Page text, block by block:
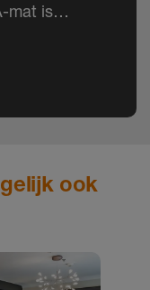
mat is
ook